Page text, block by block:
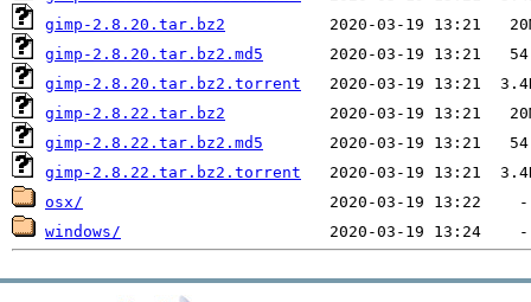
gimp-2.8.20.tar.bz2
gimp-2.8.20.tar.bz2.md5
gimp-2.8.20.tar.bz2.torrent
gimp-2.8.22.tar.bz2
gimp-2.8.22.tar.bz2.md5
gimp-2.8.22.tar.bz2.torrent
osx/
windows/